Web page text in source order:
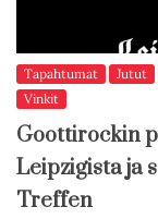
Tapahtumat Jutut
Vinkit
Goottirockin
Leipzigista ja
Treffen